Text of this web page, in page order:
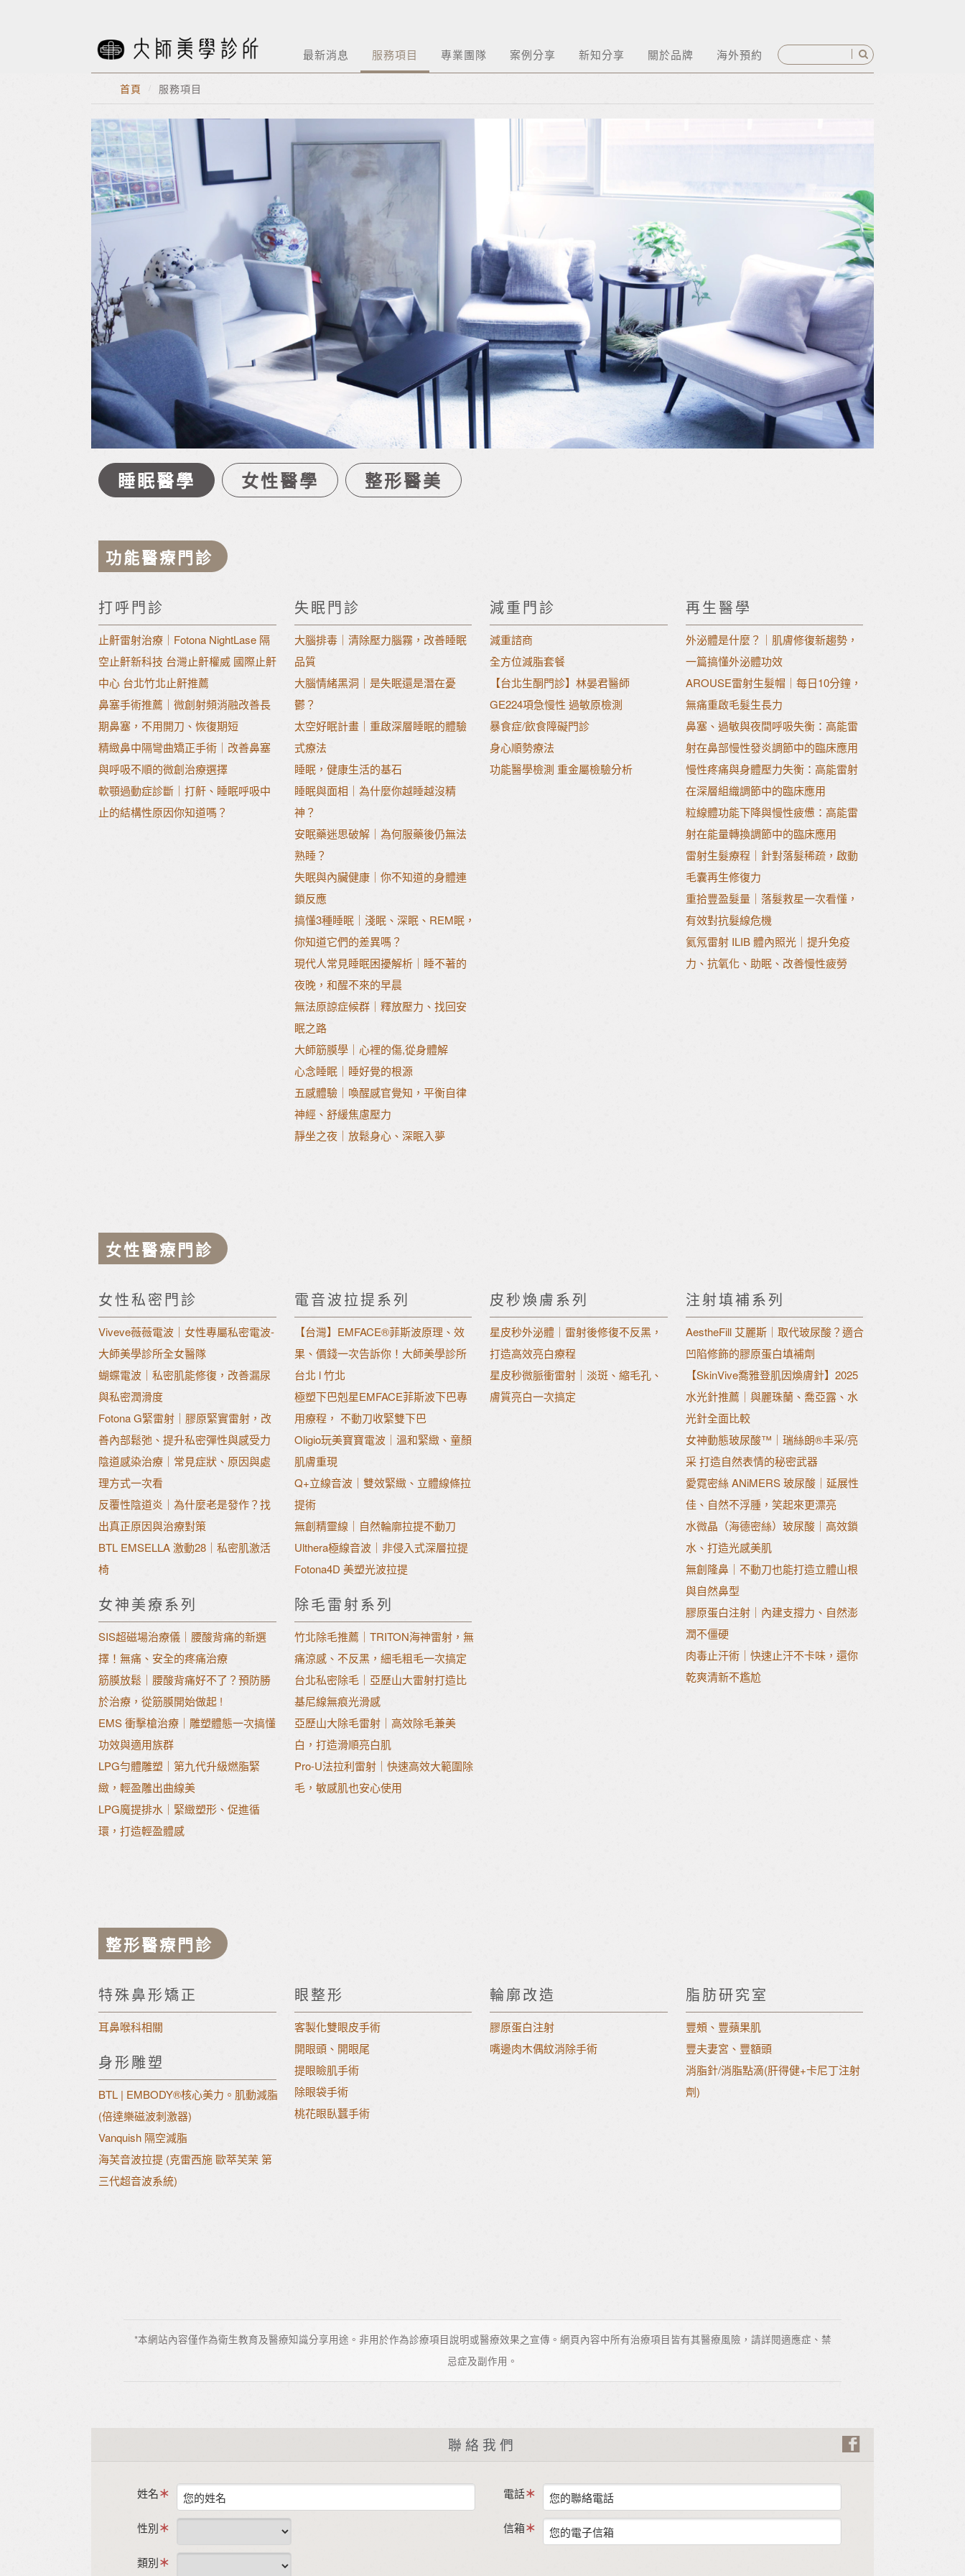
最新消息 服務項目 專業團隊 案例分享 新知分享 關於品牌 海外預約
首頁 / 服務項目
睡眠醫學 女性醫學 整形醫美
功能醫療門診
打呼門診
止鼾雷射治療｜Fotona NightLase 隔
空止鼾新科技 台灣止鼾權威 國際止鼾
中心 台北竹北止鼾推薦
鼻塞手術推薦｜微創射頻消融改善長
期鼻塞，不用開刀、恢復期短
精緻鼻中隔彎曲矯正手術｜改善鼻塞
與呼吸不順的微創治療選擇
軟顎過動症診斷｜打鼾、睡眠呼吸中
止的結構性原因你知道嗎？
失眠門診
大腦排毒｜清除壓力腦霧，改善睡眠
品質
大腦情緒黑洞｜是失眠還是潛在憂
鬱？
太空好眠計畫｜重啟深層睡眠的體驗
式療法
睡眠，健康生活的基石
睡眠與面相｜為什麼你越睡越沒精
神？
安眠藥迷思破解｜為何服藥後仍無法
熟睡？
失眠與內臟健康｜你不知道的身體連
鎖反應
搞懂3種睡眠｜淺眠、深眠、REM眠，
你知道它們的差異嗎？
現代人常見睡眠困擾解析｜睡不著的
夜晚，和醒不來的早晨
無法原諒症候群｜釋放壓力、找回安
眠之路
大師筋膜學｜心裡的傷,從身體解
心念睡眠｜睡好覺的根源
五感體驗｜喚醒感官覺知，平衡自律
神經、舒緩焦慮壓力
靜坐之夜｜放鬆身心、深眠入夢
減重門診
減重諮商
全方位減脂套餐
【台北生酮門診】林晏君醫師
GE224項急慢性 過敏原檢測
暴食症/飲食障礙門診
身心順勢療法
功能醫學檢測 重金屬檢驗分析
再生醫學
外泌體是什麼？｜肌膚修復新趨勢，
一篇搞懂外泌體功效
AROUSE雷射生髮帽｜每日10分鐘，
無痛重啟毛髮生長力
鼻塞、過敏與夜間呼吸失衡：高能雷
射在鼻部慢性發炎調節中的臨床應用
慢性疼痛與身體壓力失衡：高能雷射
在深層組織調節中的臨床應用
粒線體功能下降與慢性疲憊：高能雷
射在能量轉換調節中的臨床應用
雷射生髮療程｜針對落髮稀疏，啟動
毛囊再生修復力
重拾豐盈髮量｜落髮救星一次看懂，
有效對抗髮線危機
氦氖雷射 ILIB 體內照光｜提升免疫
力、抗氧化、助眠、改善慢性疲勞
女性醫療門診
女性私密門診
Viveve薇薇電波｜女性專屬私密電波-
大師美學診所全女醫隊
蝴蝶電波｜私密肌能修復，改善漏尿
與私密潤滑度
Fotona G緊雷射｜膠原緊實雷射，改
善內部鬆弛、提升私密彈性與感受力
陰道感染治療｜常見症狀、原因與處
理方式一次看
反覆性陰道炎｜為什麼老是發作？找
出真正原因與治療對策
BTL EMSELLA 激動28｜私密肌激活
椅
電音波拉提系列
【台灣】EMFACE®菲斯波原理、效
果、價錢一次告訴你！大師美學診所
台北 l 竹北
極塑下巴剋星EMFACE菲斯波下巴專
用療程， 不動刀收緊雙下巴
Oligio玩美寶寶電波｜溫和緊緻、童顏
肌膚重現
Q+立線音波｜雙效緊緻、立體線條拉
提術
無創精靈線｜自然輪廓拉提不動刀
Ulthera極線音波｜非侵入式深層拉提
Fotona4D 美塑光波拉提
皮秒煥膚系列
星皮秒外泌體｜雷射後修復不反黑，
打造高效亮白療程
星皮秒微脈衝雷射｜淡斑、縮毛孔、
膚質亮白一次搞定
注射填補系列
AestheFill 艾麗斯｜取代玻尿酸？適合
凹陷修飾的膠原蛋白填補劑
【SkinVive喬雅登肌因煥膚針】2025
水光針推薦｜與麗珠蘭、喬亞露、水
光針全面比較
女神動態玻尿酸™｜瑞絲朗®丰采/亮
采 打造自然表情的秘密武器
愛霓密絲 ANiMERS 玻尿酸｜延展性
佳、自然不浮腫，笑起來更漂亮
水微晶（海德密絲）玻尿酸｜高效鎖
水、打造光感美肌
無創隆鼻｜不動刀也能打造立體山根
與自然鼻型
膠原蛋白注射｜內建支撐力、自然澎
潤不僵硬
肉毒止汗術｜快速止汗不卡味，還你
乾爽清新不尷尬
女神美療系列
SIS超磁場治療儀｜腰酸背痛的新選
擇！無痛、安全的疼痛治療
筋膜放鬆｜腰酸背痛好不了？預防勝
於治療，從筋膜開始做起 !
EMS 衝擊槍治療｜雕塑體態一次搞懂
功效與適用族群
LPG勻體雕塑｜第九代升級燃脂緊
緻，輕盈雕出曲線美
LPG魔提排水｜緊緻塑形、促進循
環，打造輕盈體感
除毛雷射系列
竹北除毛推薦｜TRITON海神雷射，無
痛涼感、不反黑，細毛粗毛一次搞定
台北私密除毛｜亞歷山大雷射打造比
基尼線無痕光滑感
亞歷山大除毛雷射｜高效除毛兼美
白，打造滑順亮白肌
Pro-U法拉利雷射｜快速高效大範圍除
毛，敏感肌也安心使用
整形醫療門診
特殊鼻形矯正
耳鼻喉科相關
眼整形
客製化雙眼皮手術
開眼頭、開眼尾
提眼瞼肌手術
除眼袋手術
桃花眼臥蠶手術
輪廓改造
膠原蛋白注射
嘴邊肉木偶紋消除手術
脂肪研究室
豐頰、豐蘋果肌
豐夫妻宮、豐額頭
消脂針/消脂點滴(肝得健+卡尼丁注射
劑)
身形雕塑
BTL | EMBODY®核心美力。肌動減脂
(倍達樂磁波刺激器)
Vanquish 隔空減脂
海芙音波拉提 (克雷西施 歐萃芙茉 第
三代超音波系統)
*本網站內容僅作為衛生教育及醫療知識分享用途。非用於作為診療項目說明或醫療效果之宣傳。網頁內容中所有治療項目皆有其醫療風險，請詳閱適應症、禁
忌症及副作用。
聯絡我們
姓名
性別
電話
信箱
類別